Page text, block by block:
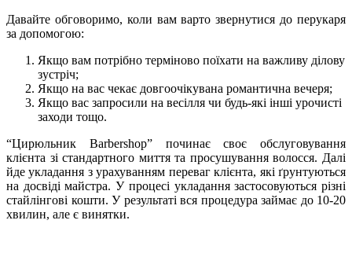
Давайте обговоримо, коли вам варто звернутися до перукаря
за допомогою:
Якщо вам потрібно терміново поїхати на важливу ділову
зустріч;
Якщо на вас чекає довгоочікувана романтична вечеря;
Якщо вас запросили на весілля чи будь-які інші урочисті
заходи тощо.
“Цирюльник Barbershop” починає своє обслуговування
клієнта зі стандартного миття та просушування волосся. Далі
йде укладання з урахуванням переваг клієнта, які ґрунтуються
на досвіді майстра. У процесі укладання застосовуються різні
стайлінгові кошти. У результаті вся процедура займає до 10-20
хвилин, але є винятки.